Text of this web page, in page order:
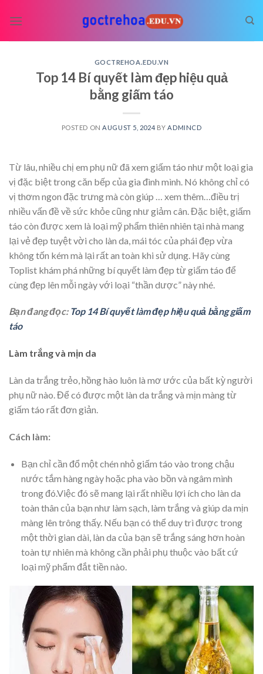
GOCTREHOA.EDU.VN
Top 14 Bí quyết làm đẹp hiệu quả
bằng giấm táo
POSTED ON AUGUST 5, 2024 BY ADMINCD
Từ lâu, nhiều chị em phụ nữ đã xem giấm táo như một loại gia
vị đặc biệt trong căn bếp của gia đình mình. Nó không chỉ có
vị thơm ngon đặc trưng mà còn giúp
… xem thêm… điều trị
nhiều vấn đề về sức khỏe cũng như giảm cân. Đặc biệt, giấm
táo còn được xem là loại mỹ phẩm thiên nhiên tại nhà mang
lại vẻ đẹp tuyệt vời cho làn da, mái tóc của phái đẹp vừa
không tốn kém mà lại rất an toàn khi sử dụng. Hãy cùng
Toplist khám phá những bí quyết làm đẹp từ giấm táo để
cùng đẹp lên mỗi ngày với loại “thần dược” này nhé.
Bạn đang đọc: Top 14 Bí quyết làm đẹp hiệu quả bằng giấm
táo
Làm trắng và mịn da
Làn da trắng trẻo, hồng hào luôn là mơ ước của bất kỳ người
phụ nữ nào. Để có được một làn da trắng và mịn màng từ
giấm táo rất đơn giản.
Cách làm:
Bạn chỉ cần đổ một chén nhỏ giấm táo vào trong chậu
nước tắm hàng ngày hoặc pha vào bồn và ngâm mình
trong đó.Việc đó sẽ mang lại rất nhiều lợi ích cho làn da
toàn thân của bạn như làm sạch, làm trắng và giúp da mịn
màng lên trông thấy. Nếu bạn có thể duy trì được trong
một thời gian dài, làn da của bạn sẽ trắng sáng hơn hoàn
toàn tự nhiên mà không cần phải phụ thuộc vào bất cứ
loại mỹ phẩm đắt tiền nào.